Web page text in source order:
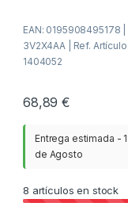
EAN: 0195908495178 |
3V2X4AA | Ref. Artículo:
1404052
68,89€
Entrega estimada -
de Agosto
8 artículos en stock